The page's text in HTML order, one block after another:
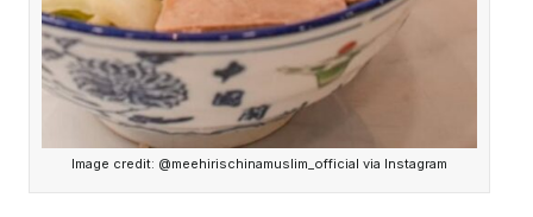
Image credit: @meehirischinamuslim_official via Instagram